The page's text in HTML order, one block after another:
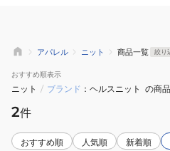
アパレル ニット 商品一覧 絞り
おすすめ順表示
ニット / ブランド ヘルスニット の商
2件
おすすめ順 人気順 新着順